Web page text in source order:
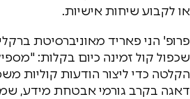
או לקבוע שיחות אישיות.
פרופ' הני פאריד מאוניברסיטת ברקלי
הקלטה כדי ליצור הודעות קוליות
דאגה בקרב גורמי אבטחת מידע,